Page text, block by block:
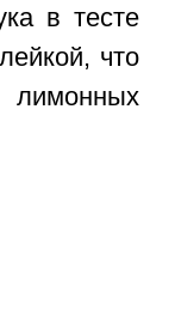
в тесте
что
лимонных